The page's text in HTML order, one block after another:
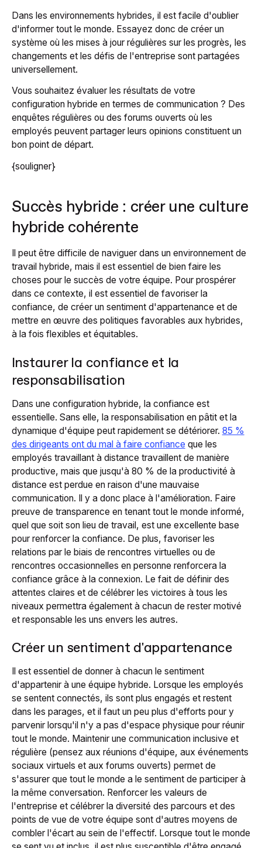
Dans les environnements hybrides, il est facile d'oublier
d'informer tout le monde. Essayez donc de créer un
système où les mises à jour régulières sur les progrès, les
changements et les défis de l'entreprise sont partagées
universellement.
Vous souhaitez évaluer les résultats de votre
configuration hybride en termes de communication ? Des
enquêtes régulières ou des forums ouverts où les
employés peuvent partager leurs opinions constituent un
bon point de départ.
{souligner}
Succès hybride : créer une culture
hybride cohérente
Il peut être difficile de naviguer dans un environnement de
travail hybride, mais il est essentiel de bien faire les
choses pour le succès de votre équipe. Pour prospérer
dans ce contexte, il est essentiel de favoriser la
confiance, de créer un sentiment d'appartenance et de
mettre en œuvre des politiques favorables aux hybrides,
à la fois flexibles et équitables.
Instaurer la confiance et la
responsabilisation
Dans une configuration hybride, la confiance est
essentielle. Sans elle, la responsabilisation en pâtit et la
dynamique d'équipe peut rapidement se détériorer. 85 %
des dirigeants ont du mal à faire confiance que les
employés travaillant à distance travaillent de manière
productive, mais que jusqu'à 80 % de la productivité à
distance est perdue en raison d'une mauvaise
communication. Il y a donc place à l'amélioration. Faire
preuve de transparence en tenant tout le monde informé,
quel que soit son lieu de travail, est une excellente base
pour renforcer la confiance. De plus, favoriser les
relations par le biais de rencontres virtuelles ou de
rencontres occasionnelles en personne renforcera la
confiance grâce à la connexion. Le fait de définir des
attentes claires et de célébrer les victoires à tous les
niveaux permettra également à chacun de rester motivé
et responsable les uns envers les autres.
Créer un sentiment d'appartenance
Il est essentiel de donner à chacun le sentiment
d'appartenir à une équipe hybride. Lorsque les employés
se sentent connectés, ils sont plus engagés et restent
dans les parages, et il faut un peu plus d'efforts pour y
parvenir lorsqu'il n'y a pas d'espace physique pour réunir
tout le monde. Maintenir une communication inclusive et
régulière (pensez aux réunions d'équipe, aux événements
sociaux virtuels et aux forums ouverts) permet de
s'assurer que tout le monde a le sentiment de participer à
la même conversation. Renforcer les valeurs de
l'entreprise et célébrer la diversité des parcours et des
points de vue de votre équipe sont d'autres moyens de
combler l'écart au sein de l'effectif. Lorsque tout le monde